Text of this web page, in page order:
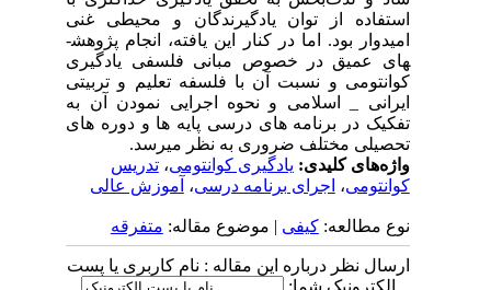
استفاده از توان یادگیرندگان و محیطی غنی
امیدوار بود. اما در کنار این یافته، انجام پژوهش­
های عمیق در خصوص مبانی فلسفی یادگیری
کوانتومی و نسبت آن با فلسفه تعلیم و تربیتی
ایرانی _ اسلامی و نحوه اجرایی نمودن آن به
تفکیک در برنامه ­های درسی پایه ­ها و دوره­ های
تحصیلی مختلف ضروری به نظر می­رسد.
واژه‌های کلیدی:یادگیری کوانتومی،تدریس
کوانتومی،اجرای برنامه درسی،آموزش عالی
نوع مطالعه:کیفی| موضوع مقاله:متفرقه
ارسال نظر درباره این مقاله : نام کاربری یا پست